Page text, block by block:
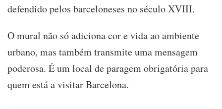
defendido pelos barceloneses no século XVIII.
O mural não só adiciona cor e vida ao ambiente
urbano, mas também transmite uma mensagem
poderosa. É um local de paragem obrigatória para
quem está a visitar Barcelona.